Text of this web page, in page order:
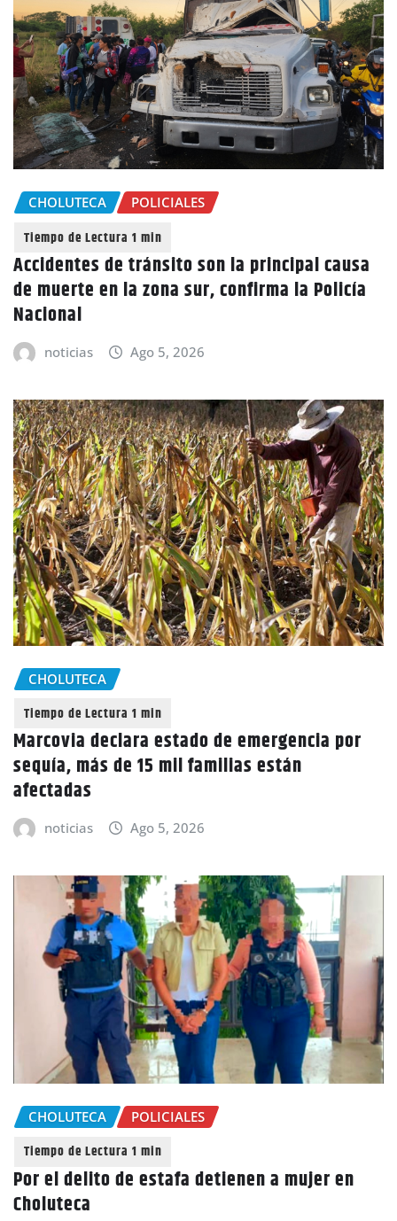
CHOLUTECA POLICIALES
Accidentes de tránsito son la principal causa
de muerte en la zona sur, confirma la Policía
Nacional
noticias Ago 5, 2026
CHOLUTECA
Marcovia declara estado de emergencia por
sequía, más de 15 mil familias están
afectadas
noticias Ago 5, 2026
CHOLUTECA POLICIALES
Por el delito de estafa detienen a mujer en
Choluteca